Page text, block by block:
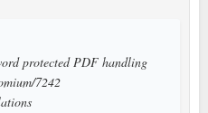
protected PDF handling
7242